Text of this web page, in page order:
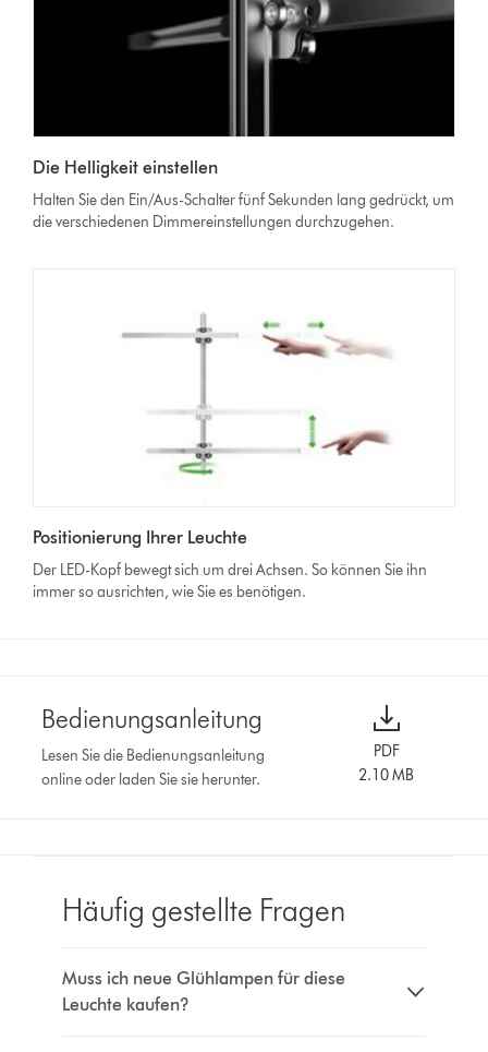
Die Helligkeit einstellen
Halten Sie den Ein/Aus-Schalter fünf Sekunden lang gedrückt, um
die verschiedenen Dimmereinstellungen durchzugehen.
Positionierung Ihrer Leuchte
Der LED-Kopf bewegt sich um drei Achsen. So können Sie ihn
immer so ausrichten, wie Sie es benötigen.
Bedienungsanleitung
Lesen Sie die Bedienungsanleitung
online oder laden Sie sie herunter.
PDF
2.10 MB
Häufig gestellte Fragen
Muss ich neue Glühlampen für diese
Leuchte kaufen?